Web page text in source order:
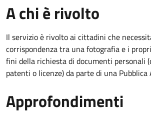
A chi è rivolto
Il servizio è rivolto ai cittadini che
corrispondenza tra una fotografia e i
fini della richiesta di documenti personali
patenti o licenze) da parte di una
Approfondimenti